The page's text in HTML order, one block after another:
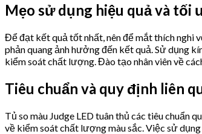
Mẹo sử dụng hiệu quả và tối
Để đạt kết quả tốt nhất, nên để mắt thích nghi
phản quang ảnh hưởng đến kết quả. Sử dụng
kiểm soát chất lượng. Đào tạo nhân viên về
Tiêu chuẩn và quy định liên
Tủ so màu Judge LED tuân thủ các tiêu chuẩn
về kiểm soát chất lượng màu sắc. Việc sử